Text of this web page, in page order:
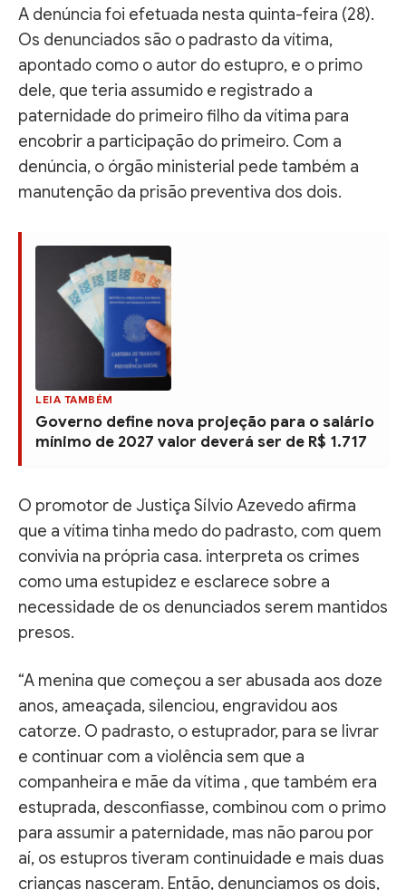
A denúncia foi efetuada nesta quinta-feira (28).
Os denunciados são o padrasto da vítima,
apontado como o autor do estupro, e o primo
dele, que teria assumido e registrado a
paternidade do primeiro filho da vítima para
encobrir a participação do primeiro. Com a
denúncia, o órgão ministerial pede também a
manutenção da prisão preventiva dos dois.
LEIA TAMBÉM
Governo define nova projeção para o salário
mínimo de 2027 valor deverá ser de R$ 1.717
O promotor de Justiça Sílvio Azevedo afirma
que a vítima tinha medo do padrasto, com quem
convivia na própria casa. interpreta os crimes
como uma estupidez e esclarece sobre a
necessidade de os denunciados serem mantidos
presos.
“A menina que começou a ser abusada aos doze
anos, ameaçada, silenciou, engravidou aos
catorze. O padrasto, o estuprador, para se livrar
e continuar com a violência sem que a
companheira e mãe da vítima , que também era
estuprada, desconfiasse, combinou com o primo
para assumir a paternidade, mas não parou por
aí, os estupros tiveram continuidade e mais duas
crianças nasceram. Então, denunciamos os dois,